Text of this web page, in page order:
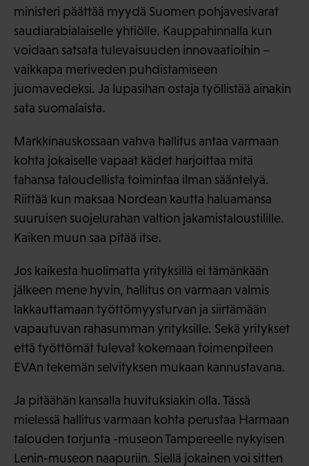
ministeri päättää myydä Suomen pohjavesivarat
saudiarabialaiselle yhtiölle. Kauppahinnalla kun
voidaan satsata tulevaisuuden innovaatioihin –
vaikkapa meriveden puhdistamiseen
juomavedeksi. Ja lupasihan ostaja työllistää ainakin
sata suomalaista.
Markkinauskossaan vahva hallitus antaa varmaan
kohta jokaiselle vapaat kädet harjoittaa mitä
tahansa taloudellista toimintaa ilman sääntelyä.
Riittää kun maksaa Nordean kautta haluamansa
suuruisen suojelurahan valtion jakamistaloustilille.
Kaiken muun saa pitää itse.
Jos kaikesta huolimatta yrityksillä ei tämänkään
jälkeen mene hyvin, hallitus on varmaan valmis
lakkauttamaan työttömyysturvan ja siirtämään
vapautuvan rahasumman yrityksille. Sekä yritykset
että työttömät tulevat kokemaan toimenpiteen
EVAn tekemän selvityksen mukaan kannustavana.
Ja pitäähän kansalla huvituksiakin olla. Tässä
mielessä hallitus varmaan kohta perustaa Harmaan
talouden torjunta -museon Tampereelle nykyisen
Lenin-museon naapuriin. Siellä jokainen voi sitten